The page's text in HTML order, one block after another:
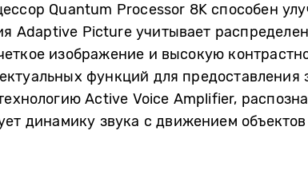
Quantum Processor 8K способен
Adaptive Picture учитывает
изображение и высокую
функций для
Active Voice Amplifier,
динамику звука с движением